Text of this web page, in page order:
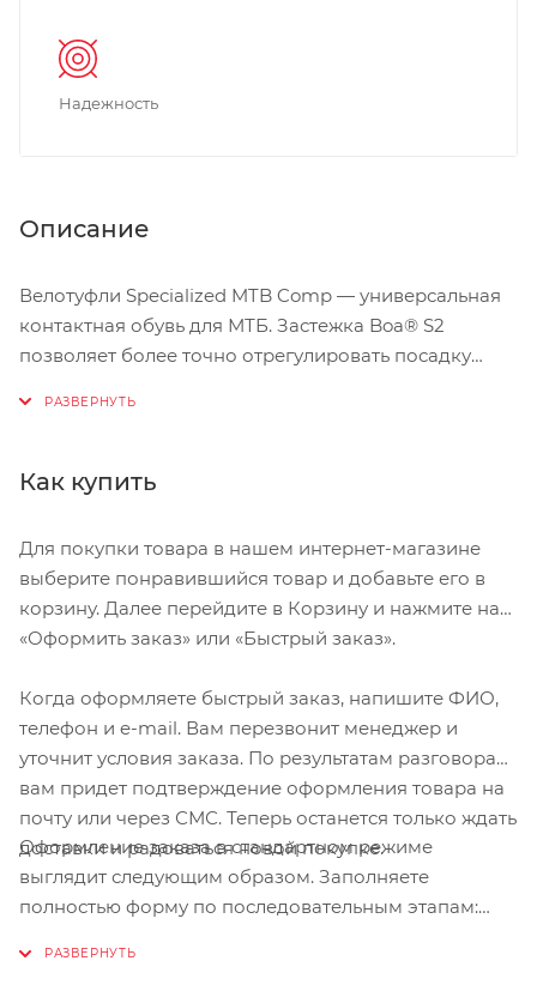
Надежность
Описание
Велотуфли Specialized MTB Comp — универсальная
контактная обувь для МТБ. Застежка Boa® S2
позволяет более точно отрегулировать посадку
поверхностью.
положение бедра, колена и ступни, что повышает
производительность и комфорт
Литая нейлоновая подошва с резиновым
педалирование и феноменальное сцепление:
Индекс жесткости 6.0
—
Застежка Boa® S2 для микро-настройки на ходу
Жесткий литой носок для защиты пальцев и
долговечности ботинка
Прошитый синтетический и сетчатый верх с
Как купить
Для покупки товара в нашем интернет-магазине
выберите понравившийся товар и добавьте его в
корзину. Далее перейдите в Корзину и нажмите на
«Оформить заказ» или «Быстрый заказ».
Когда оформляете быстрый заказ, напишите ФИО,
телефон и e-mail. Вам перезвонит менеджер и
уточнит условия заказа. По результатам разговора
вам придет подтверждение оформления товара на
почту или через СМС. Теперь останется только ждать
доставки и радоваться новой покупке.
Оформление заказа в стандартном режиме
выглядит следующим образом. Заполняете
полностью форму по последовательным этапам: